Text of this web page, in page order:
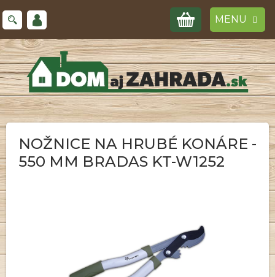
na
obsah
NÁKUPNÝ
NOŽNICE NA HRUBÉ KONÁRE -
550 MM BRADAS KT-W1252